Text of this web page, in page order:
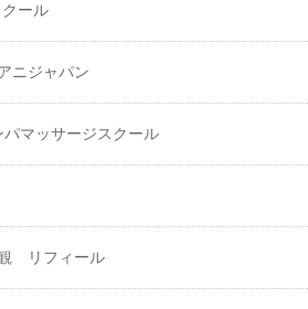
ール
ニジャパン
マッサージスクール
リフィール